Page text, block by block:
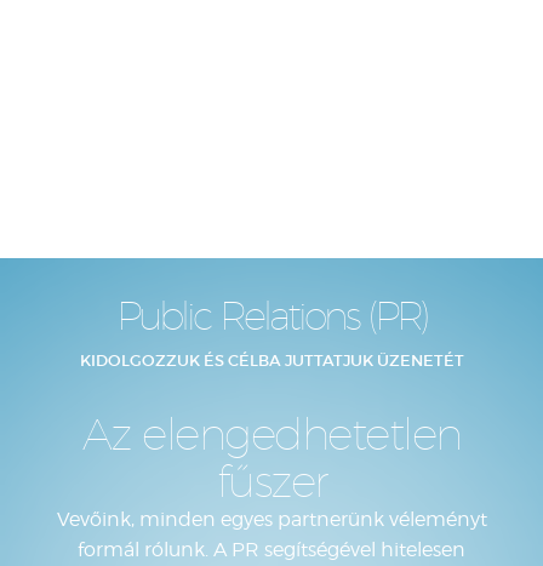
Public Relations (PR)
KIDOLGOZZUK ÉS CÉLBA JUTTATJUK ÜZENETÉT
Az elengedhetetlen
fűszer
Vevőink, minden egyes partnerünk véleményt
formál rólunk. A PR segítségével hitelesen